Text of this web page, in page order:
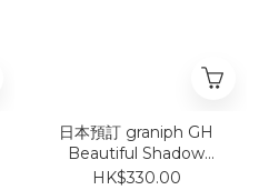
日本預訂 graniph GH
Beautiful Shadow
Sunburn | T-Shirt
HK$330.00